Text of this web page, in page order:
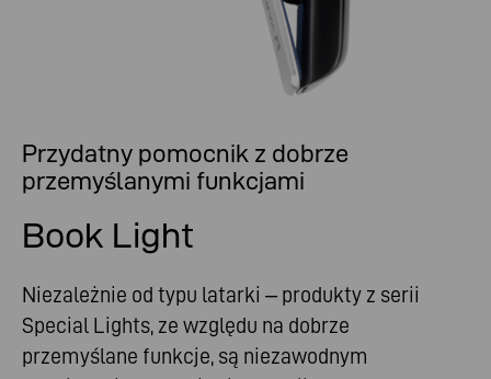
Przydatny pomocnik z dobrze
przemyślanymi funkcjami
Book Light
Niezależnie od typu latarki – produkty z serii
Special Lights, ze względu na dobrze
przemyślane funkcje, są niezawodnym